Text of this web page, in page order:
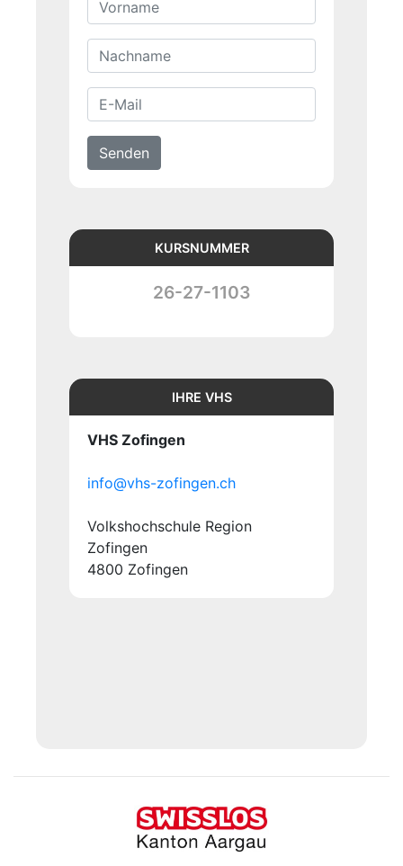
Senden
KURSNUMMER
26-27-1103
IHRE VHS
VHS Zofingen
info@vhs-zofingen.ch
Volkshochschule Region
Zofingen
4800 Zofingen